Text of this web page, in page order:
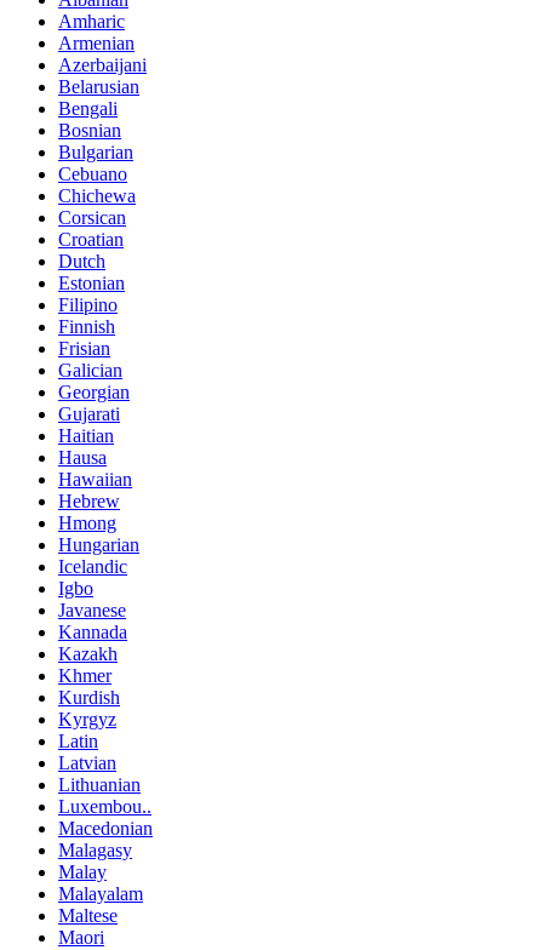
Amharic
Armenian
Azerbaijani
Belarusian
Bengali
Bosnian
Bulgarian
Cebuano
Chichewa
Corsican
Croatian
Dutch
Estonian
Filipino
Finnish
Frisian
Galician
Georgian
Gujarati
Haitian
Hausa
Hawaiian
Hebrew
Hmong
Hungarian
Icelandic
Igbo
Javanese
Kannada
Kazakh
Khmer
Kurdish
Kyrgyz
Latin
Latvian
Lithuanian
Luxembou..
Macedonian
Malagasy
Malay
Malayalam
Maltese
Maori